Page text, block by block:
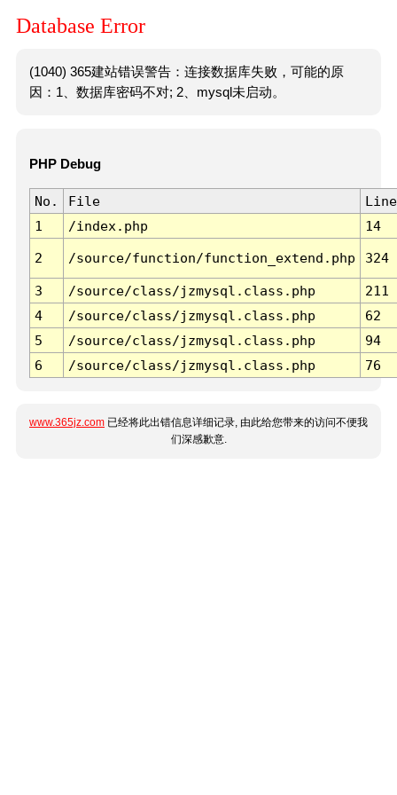
Database Error
(1040) 365建站错误警告：连接数据库失败，可能的原
因：1、数据库密码不对; 2、mysql未启动。
PHP Debug
No. File
Line
1
/index.php 14
2 /source/function/function_extend.php 324
3 /source/class/jzmysql.class.php
211
4
/source/class/jzmysql.class.php
62
5
/source/class/jzmysql.class.php
94
6
/source/class/jzmysql.class.php 76
www.365jz.com 已经将此出错信息详细记录, 由此给您带来的访问不便我
们深感歉意.